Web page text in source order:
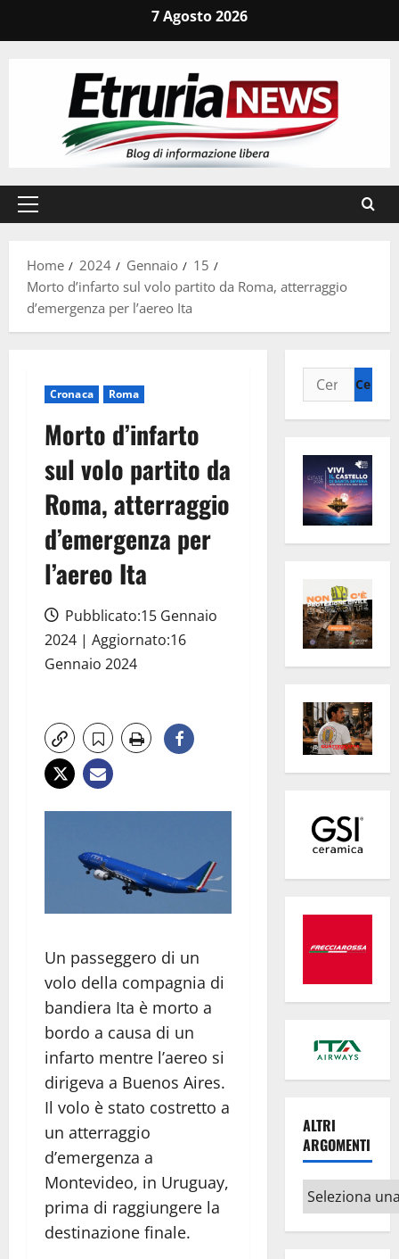
7 Agosto 2026
Menu
Home
2024 Gennaio
15
Morto d’infarto sul volo partito da Roma, atterraggio
d’emergenza per l’aereo Ita
Cronaca Roma
Morto d’infarto
sul volo partito da
Roma, atterraggio
d’emergenza per
l’aereo Ita
Pubblicato:15 Gennaio
2024 | Aggiornato:16
Gennaio 2024
Un passeggero di un
volo della compagnia di
bandiera Ita è morto a
bordo a causa di un
infarto mentre l’aereo si
dirigeva a Buenos Aires.
Il volo è stato costretto a
un atterraggio
d’emergenza a
Montevideo, in Uruguay,
prima di raggiungere la
destinazione finale.
Ricerca
per:
ALTRI
ARGOMENTI
Altri
argomenti